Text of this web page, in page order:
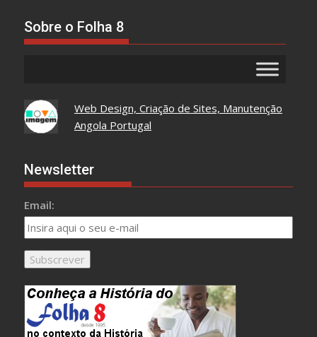
Sobre o Folha 8
Web Design, Criação de Sites, Manutenção
Angola Portugal
Newsletter
Email: